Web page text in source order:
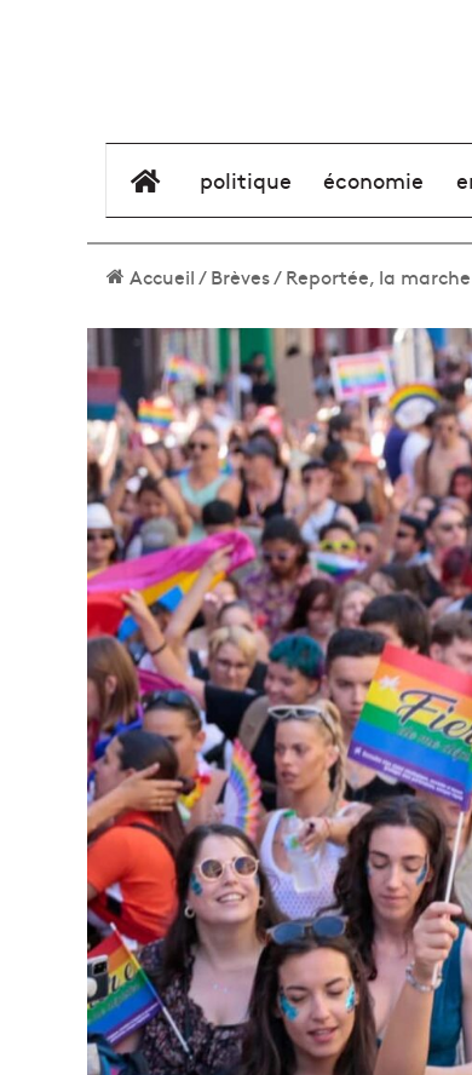
élément de menu
politique économie
Accueil/Brèves/Reportée, la